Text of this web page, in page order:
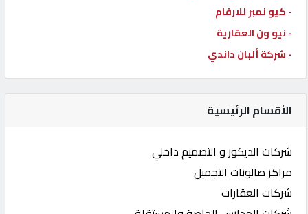
- كيو نمبر للارقام
- نيو ون العقارية
- شركة ألبان داندي
الأقسام الرئيسية
شركات الديكور و التصميم داخلي
مراكز صالونات التجميل
شركات العقارات